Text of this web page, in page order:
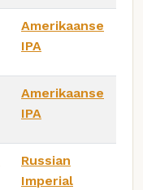
Amerikaanse
IPA
Amerikaanse
IPA
Russian
Imperial